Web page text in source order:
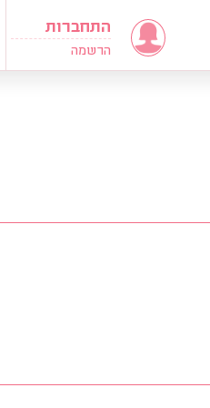
התחברות
הרשמה
מדריכות כלות